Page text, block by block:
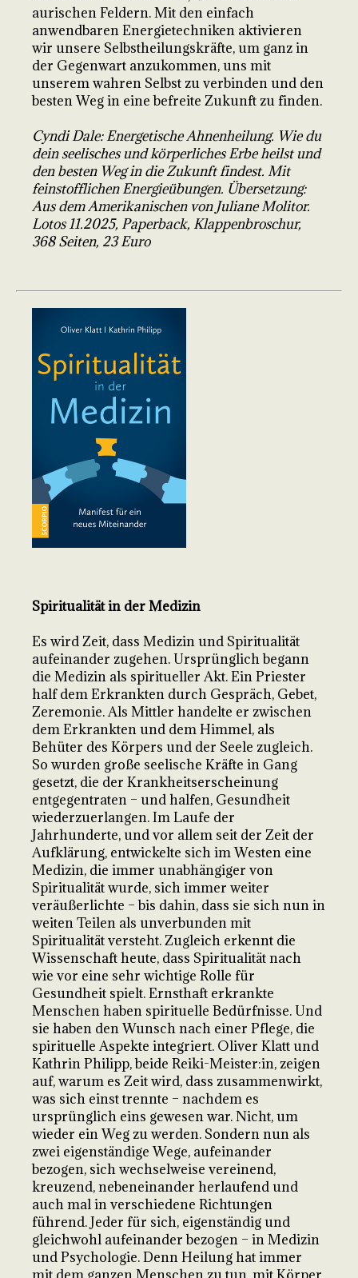
aurischen Feldern. Mit den einfach
anwendbaren Energietechniken aktivieren
wir unsere Selbstheilungskräfte, um ganz in
der Gegenwart anzukommen, uns mit
unserem wahren Selbst zu verbinden und den
besten Weg in eine befreite Zukunft zu finden.
Cyndi Dale: Energetische Ahnenheilung. Wie du
dein seelisches und körperliches Erbe heilst und
den besten Weg in die Zukunft findest. Mit
feinstofflichen Energieübungen. Übersetzung:
Aus dem Amerikanischen von Juliane Molitor.
Lotos 11.2025, Paperback, Klappenbroschur,
368 Seiten, 23 Euro
Spiritualität in der Medizin
Es wird Zeit, dass Medizin und Spiritualität
aufeinander zugehen. Ursprünglich begann
die Medizin als spiritueller Akt. Ein Priester
half dem Erkrankten durch Gespräch, Gebet,
Zeremonie. Als Mittler handelte er zwischen
dem Erkrankten und dem Himmel, als
Behüter des Körpers und der Seele zugleich.
So wurden große seelische Kräfte in Gang
gesetzt, die der Krankheitserscheinung
entgegentraten – und halfen, Gesundheit
wiederzuerlangen. Im Laufe der
Jahrhunderte, und vor allem seit der Zeit der
Aufklärung, entwickelte sich im Westen eine
Medizin, die immer unabhängiger von
Spiritualität wurde, sich immer weiter
veräußerlichte – bis dahin, dass sie sich nun in
weiten Teilen als unverbunden mit
Spiritualität versteht. Zugleich erkennt die
Wissenschaft heute, dass Spiritualität nach
wie vor eine sehr wichtige Rolle für
Gesundheit spielt. Ernsthaft erkrankte
Menschen haben spirituelle Bedürfnisse. Und
sie haben den Wunsch nach einer Pflege, die
spirituelle Aspekte integriert. Oliver Klatt und
Kathrin Philipp, beide Reiki-Meister:in, zeigen
auf, warum es Zeit wird, dass zusammenwirkt,
was sich einst trennte – nachdem es
ursprünglich eins gewesen war. Nicht, um
wieder ein Weg zu werden. Sondern nun als
zwei eigenständige Wege, aufeinander
bezogen, sich wechselweise vereinend,
kreuzend, nebeneinander herlaufend und
auch mal in verschiedene Richtungen
führend. Jeder für sich, eigenständig und
gleichwohl aufeinander bezogen – in Medizin
und Psychologie. Denn Heilung hat immer